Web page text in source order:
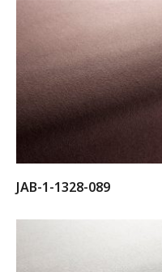
JAB-1-1328-089